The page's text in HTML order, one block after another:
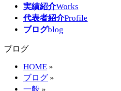
す
実績紹介Works
代表者紹介Profile
ブログblog
ブログ
HOME »
ブログ»